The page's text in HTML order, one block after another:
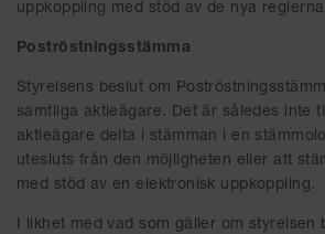
uppkoppling med stöd av de nya
Poströstningsstämma
Styrelsens beslut om
samtliga aktieägare. Det är således inte
aktieägare delta i stämman i en
utesluts från den möjligheten eller att
med stöd av en elektronisk uppkoppling.
I likhet med vad som gäller om styrelsen